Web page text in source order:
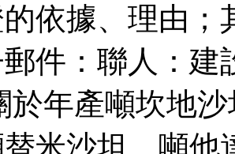
依據、理由
件：聯人：建
於年產噸坎地
米沙坦、噸他